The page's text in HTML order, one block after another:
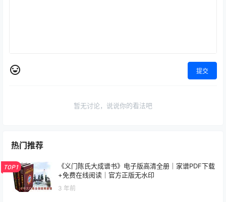
提交
暂无讨论，说说你的看法吧
热门推荐
TOP1
《义门陈氏大成谱书》电子版高清全册｜家谱PDF下载
+免费在线阅读｜官方正版无水印
3 年前